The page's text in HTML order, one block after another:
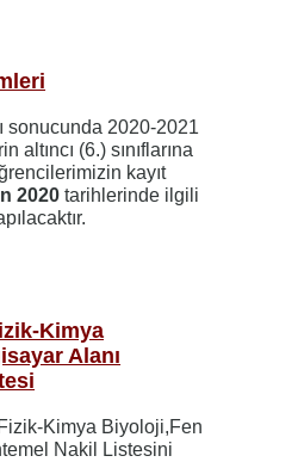
sonucunda 2020-2021
altıncı (6.) sınıflarına
kayıt
2020 tarihlerinde ilgili
Kimya
Alanı
Kimya Biyoloji,Fen
Nakil Listesini